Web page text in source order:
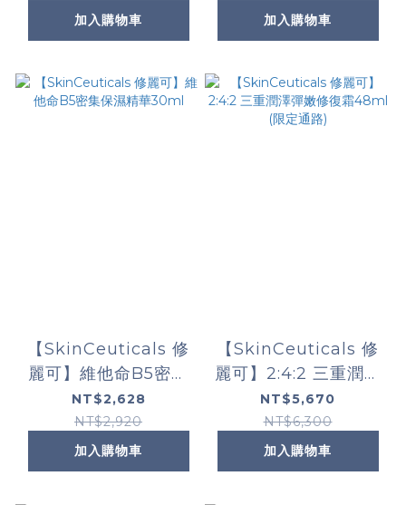
加入購物車
加入購物車
【SkinCeuticals 修
麗可】維他命B5密集
保濕精華30ml
NT$2,628
NT$2,920
加入購物車
【SkinCeuticals 修
麗可】2:4:2 三重潤澤
彈嫩修復霜48ml (限
定通路)
NT$5,670
NT$6,300
加入購物車